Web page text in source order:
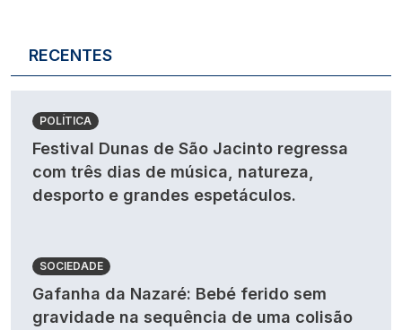
RECENTES
POLÍTICA
Festival Dunas de São Jacinto regressa
com três dias de música, natureza,
desporto e grandes espetáculos.
SOCIEDADE
Gafanha da Nazaré: Bebé ferido sem
gravidade na sequência de uma colisão